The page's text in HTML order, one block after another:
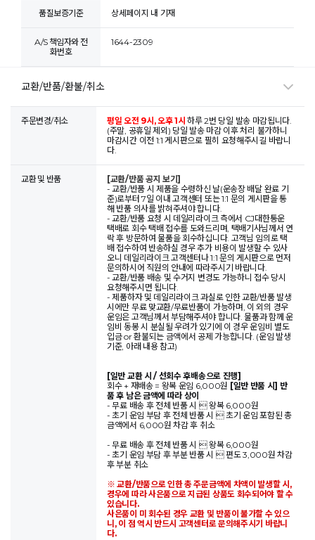
품질보증기준 상세페이지 내 기재
A/S 책임자와 전
화번호
1644-2309
교환/반품/환불/취소
주문변경/취소 평일 오전 9시, 오후 1시하루 2번 당일 발송 마감됩니다.
(주말, 공휴일 제외) 당일 발송 마감 이후 처리 불가하니
마감시간 이전 1:1 게시판으로 필히 요청해주시길 바랍니
다.
교환 및 반품
[교환/반품 공지 보기]
- 교환/반품 시 제품을 수령하신 날(운송장 배달 완료 기
준)로부터 7일 이내 고객센터 또는 1:1 문의 게시판을 통
해 반품 의사를 밝혀주셔야 합니다.
- 교환/반품 요청 시 데일리라이크 측에서 CJ대한통운
택배로 회수 택배 접수를 도와드리며, 택배기사님께서 연
락 후 방문하여 물품을 회수하십니다. 고객님 임의로 택
배 접수하여 반송하실 경우 추가 비용이 발생할 수 있사
오니 데일리라이크 고객센터나 1:1 문의 게시판으로 먼저
문의하시어 직원의 안내에 따라주시기 바랍니다.
- 교환/반품 배송 및 수거지 변경도 가능하니 접수 당시
요청해주시면 됩니다.
- 제품하자 및 데일리라이크 과실로 인한 교환/반품 발생
시에만 무료 맞교환/무료반품이 가능하며, 이 외의 경우
운임은 고객님께서 부담해주셔야 합니다. 물품과 함께 운
임비 동봉 시 분실될 우려가 있기에 이 경우 운임비 별도
입금 or 환불되는 금액에서 공제 가능합니다. (운임 발생
기준, 아래 내용 참고)
[일반 교환 시 / 선회수 후배송으로 진행]
회수 + 재배송 = 왕복 운임 6,000원 [일반 반품 시] 반
품 후 남은 금액에 따라 상이
- 무료 배송 후 전체 반품 시  왕복 6,000원
- 초기 운임 부담 후 전체 반품 시  초기 운임 포함된 총
금액에서 6,000원 차감 후 취소
- 무료 배송 후 전체 반품 시  왕복 6,000원
- 초기 운임 부담 후 부분 반품 시  편도 3,000원 차감
후 부분 취소
※ 교환/반품으로 인한 총 주문금액에 차액이 발생할 시,
경우에 따라 사은품으로 지급된 상품도 회수되어야 할 수
있습니다.
사은품이 미 회수된 경우 교환 및 반품이 불가할 수 있으
니, 이 점 역시 반드시 고객센터로 문의해주시기 바랍니
다.